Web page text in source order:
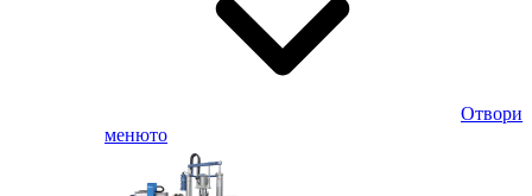
Отвори
менюто